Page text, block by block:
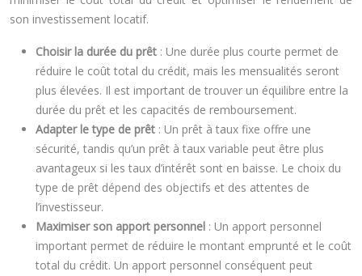
son investissement locatif.
Choisir la durée du prêt : Une durée plus courte permet de
réduire le coût total du crédit, mais les mensualités seront
plus élevées. Il est important de trouver un équilibre entre la
durée du prêt et les capacités de remboursement.
Adapter le type de prêt : Un prêt à taux fixe offre une
sécurité, tandis qu’un prêt à taux variable peut être plus
avantageux si les taux d’intérêt sont en baisse. Le choix du
type de prêt dépend des objectifs et des attentes de
l’investisseur.
Maximiser son apport personnel : Un apport personnel
important permet de réduire le montant emprunté et le coût
total du crédit. Un apport personnel conséquent peut